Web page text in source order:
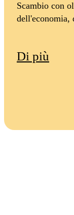
Scambio con
dell'economia,
Di più